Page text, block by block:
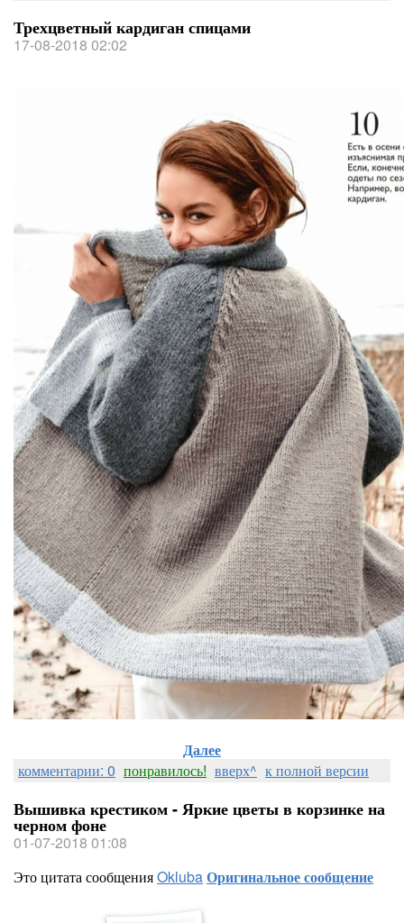
Трехцветный кардиган спицами
17-08-2018 02:02
Далее
комментарии: 0 понравилось! вверх^ к полной версии
Вышивка крестиком - Яркие цветы в корзинке на
черном фоне
01-07-2018 01:08
Это цитата сообщенияOklubaОригинальное сообщение